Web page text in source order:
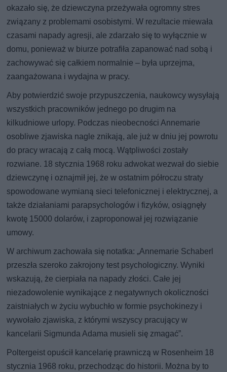
okazało się, że dziewczyna przeżywała ogromny stres
związany z problemami osobistymi. W rezultacie miewała
czasami napady agresji, ale zdarzało się to wyłącznie w
domu, ponieważ w biurze potrafiła zapanować nad sobą i
zachowywać się całkiem normalnie – była uprzejma,
zaangażowana i wydajna w pracy.
Aby potwierdzić swoje przypuszczenia, naukowcy wysyłają
wszystkich pracowników jednego po drugim na
kilkudniowe urlopy. Podczas nieobecności Annemarie
osobliwe zjawiska nagle znikają, ale już w dniu jej powrotu
do pracy wracają z całą mocą. Wątpliwości zostały
rozwiane. 18 stycznia 1968 roku adwokat wezwał do siebie
dziewczynę i oznajmił jej, że w ostatnim półroczu straty
spowodowane wymianą sieci telefonicznej i elektrycznej, a
także działaniami parapsychologów i fizyków, osiągnęły
kwotę 15000 dolarów, i zaproponował jej rozwiązanie
umowy.
W archiwum zachowała się notatka: „Annemarie Schaberl
przeszła szeroko zakrojony test psychologiczny. Wyniki
wskazują, że cierpiała na napady złości. Całe jej
niezadowolenie wynikające z negatywnych okoliczności
zaistniałych w życiu wybuchło w formie psychokinezy i
wywołało zjawiska, z którymi wszyscy pracujący w
kancelarii Sigmunda Adama musieli się zmagać”.
Poltergeist opuścił kancelarię prawniczą w Rosenheim 18
stycznia 1968 roku, przechodząc do historii. Można by to